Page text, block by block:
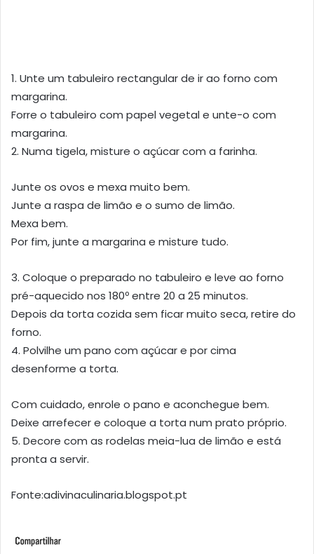
1. Unte um tabuleiro rectangular de ir ao forno com
margarina.
Forre o tabuleiro com papel vegetal e unte-o com
margarina.
2. Numa tigela, misture o açúcar com a farinha.
Junte os ovos e mexa muito bem.
Junte a raspa de limão e o sumo de limão.
Mexa bem.
Por fim, junte a margarina e misture tudo.
3. Coloque o preparado no tabuleiro e leve ao forno
pré-aquecido nos 180º entre 20 a 25 minutos.
Depois da torta cozida sem ficar muito seca, retire do
forno.
4. Polvilhe um pano com açúcar e por cima
desenforme a torta.
Com cuidado, enrole o pano e aconchegue bem.
Deixe arrefecer e coloque a torta num prato próprio.
5. Decore com as rodelas meia-lua de limão e está
pronta a servir.
Fonte:adivinaculinaria.blogspot.pt